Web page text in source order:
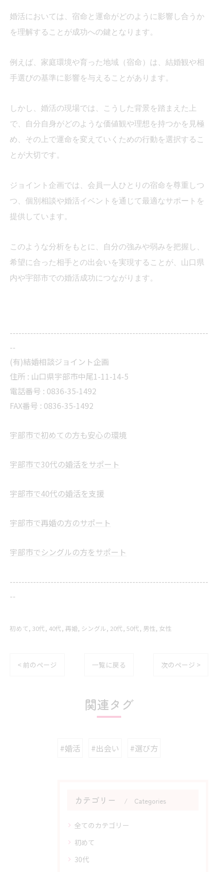
婚活においては、宿命と運命がどのように影響し合うか
を理解することが成功への鍵となります。
例えば、家庭環境や育った地域（宿命）は、結婚観や相
手選びの基準に影響を与えることがあります。
しかし、婚活の現場では、こうした背景を踏まえた上
で、自分自身がどのような価値観や理想を持つかを見極
め、その上で運命を変えていくための行動を選択するこ
とが大切です。
ジョイント企画では、会員一人ひとりの宿命を尊重しつ
つ、個別相談や婚活イベントを通じて最適なサポートを
提供しています。
このような分析をもとに、自分の強みや弱みを把握し、
希望に合った相手との出会いを実現することが、山口県
内や宇部市での婚活成功につながります。
--------------------------------------------------------------------
--
(有)結婚相談ジョイント企画
住所 : 山口県宇部市中尾1-11-14-5
電話番号 : 0836-35-1492
FAX番号 : 0836-35-1492
宇部市で初めての方も安心の環境
宇部市で30代の婚活をサポート
宇部市で40代の婚活を支援
宇部市で再婚の方のサポート
宇部市でシングルの方をサポート
--------------------------------------------------------------------
--
初めて 30代 40代 再婚 シングル 20代 50代 男性 女性
< 前のページ 一覧に戻る 次のページ >
関連タグ
#婚活 #出会い #選び方
カテゴリー Categories
全てのカテゴリー
初めて
30代